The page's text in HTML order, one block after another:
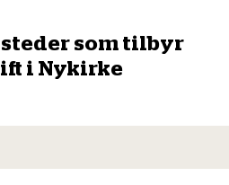
som tilbyr
i Nykirke